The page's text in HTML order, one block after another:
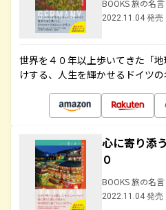
BOOKS 旅の名
2022.11.04 発売
世界を４０年以上歩いてきた「
けする、人生を輝かせるドイツ
心に寄り添
０
BOOKS 旅の名
2022.11.04 発売